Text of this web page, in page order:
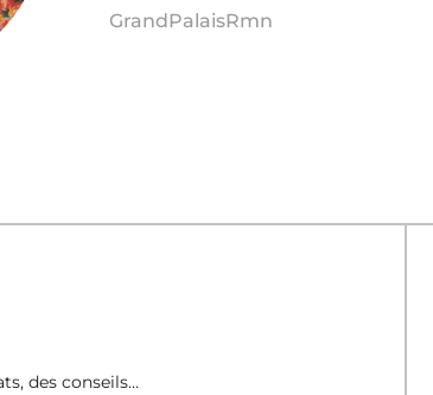
GrandPalaisRmn
des conseils…